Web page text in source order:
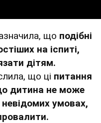
що подібні
на іспиті,
дітям.
що ці питання
дитина не може
умовах,